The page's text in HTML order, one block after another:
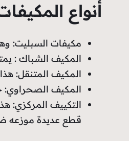
أنواع
مكيفات السبليت:
المكيف الشباك :
المكيف المتنقل: هذا
المكيف الصحراوي:
التكييف المركزي:
قطع عديدة موزعه